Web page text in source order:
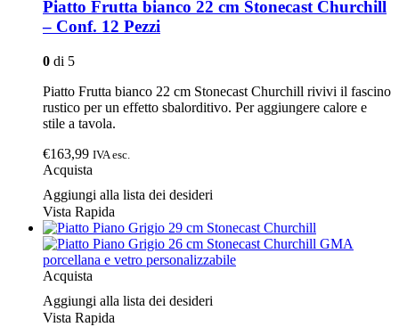
Piatto Frutta bianco 22 cm Stonecast Churchill
– Conf. 12 Pezzi
0 di 5
Piatto Frutta bianco 22 cm Stonecast Churchill rivivi il fascino
rustico per un effetto sbalorditivo. Per aggiungere calore e
stile a tavola.
€163,99 IVA esc.
Acquista
Aggiungi alla lista dei desideri
Vista Rapida
Acquista
Aggiungi alla lista dei desideri
Vista Rapida